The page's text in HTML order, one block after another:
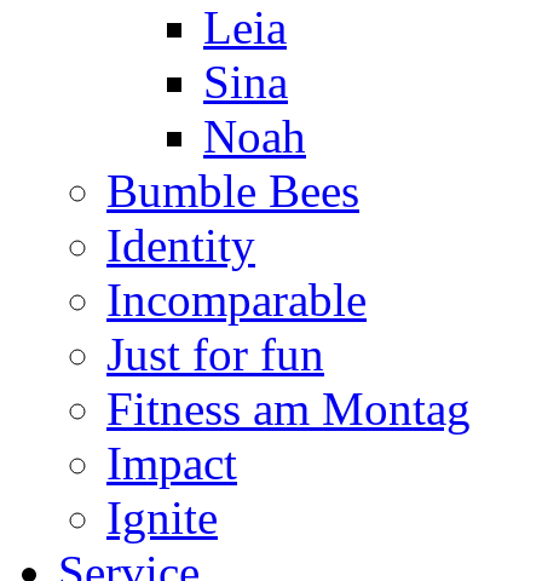
Leia
Sina
Noah
Bumble Bees
Identity
Incomparable
Just for fun
Fitness am Montag
Impact
Ignite